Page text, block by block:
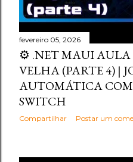
fevereiro 05, 2026
⚙️ .NET MAUI AULA
VELHA (PARTE 4) |
AUTOMÁTICA
SWITCH
Compartilhar Postar um